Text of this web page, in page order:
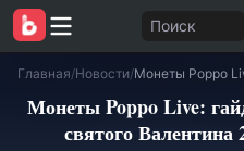
Поиск
Главная/Новости/
Монеты Poppo Live:
святого Валентина